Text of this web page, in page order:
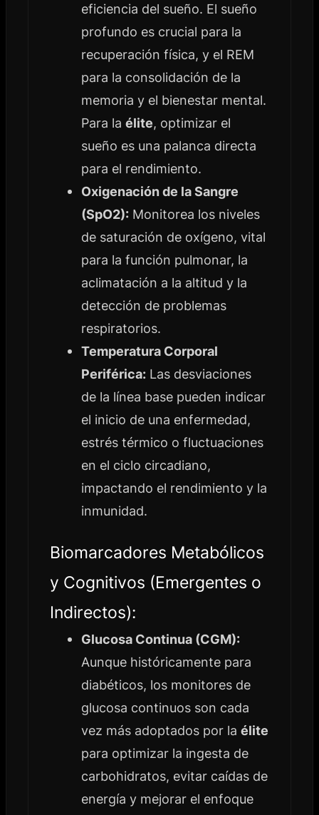
eficiencia del sueño. El sueño
profundo es crucial para la
recuperación física, y el REM
para la consolidación de la
memoria y el bienestar mental.
Para la élite, optimizar el
sueño es una palanca directa
para el rendimiento.
Oxigenación de la Sangre
(SpO2):Monitorea los niveles
de saturación de oxígeno, vital
para la función pulmonar, la
aclimatación a la altitud y la
detección de problemas
respiratorios.
Temperatura Corporal
Periférica:Las desviaciones
de la línea base pueden indicar
el inicio de una enfermedad,
estrés térmico o fluctuaciones
en el ciclo circadiano,
impactando el rendimiento y la
inmunidad.
Biomarcadores Metabólicos
y Cognitivos (Emergentes o
Indirectos):
Glucosa Continua (CGM):
Aunque históricamente para
diabéticos, los monitores de
glucosa continuos son cada
vez más adoptados por la élite
para optimizar la ingesta de
carbohidratos, evitar caídas de
energía y mejorar el enfoque